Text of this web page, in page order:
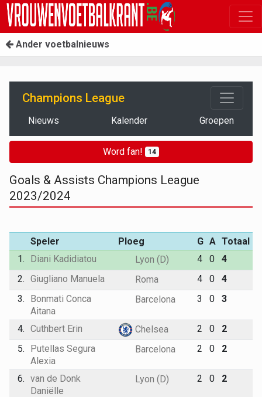
Ander voetbalnieuws
Champions League
Nieuws Kalender Groepen
Word fan! 14
Goals & Assists Champions League
2023/2024
Speler Ploeg G A Totaal
1.
Diani Kadidiatou Lyon (D) 4 0
4
2. Giugliano Manuela Roma 4 0
4
3.
Bonmati Conca
Aitana
Barcelona 3 0 3
4. Cuthbert Erin Chelsea 2 0
2
5.
Putellas Segura
Alexia
Barcelona 2 0 2
6. van de Donk
Daniëlle
Lyon (D) 2 0 2